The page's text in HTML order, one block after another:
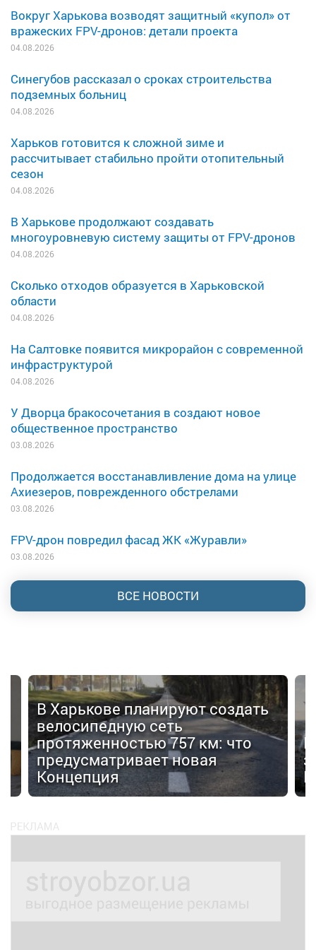
Вокруг Харькова возводят защитный «купол» от
вражеских FPV-дронов: детали проекта
04.08.2026
Синегубов рассказал о сроках строительства
подземных больниц
04.08.2026
Харьков готовится к сложной зиме и
рассчитывает стабильно пройти отопительный
сезон
04.08.2026
В Харькове продолжают создавать
многоуровневую систему защиты от FPV-дронов
04.08.2026
Сколько отходов образуется в Харьковской
области
04.08.2026
На Салтовке появится микрорайон с современной
инфраструктурой
04.08.2026
У Дворца бракосочетания в создают новое
общественное пространство
03.08.2026
Продолжается восстанавливление дома на улице
Ахиезеров, поврежденного обстрелами
03.08.2026
FPV-дрон повредил фасад ЖК «Журавли»
03.08.2026
ВСЕ НОВОСТИ
В Харькове планируют создать
велосипедную сеть
протяженностью 757 км: что
предусматривает новая
Концепция